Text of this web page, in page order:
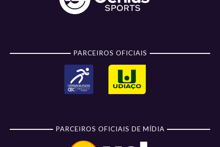
PARCEIROS OFICIAIS
PARCEIROS OFICIAIS DE MÍDIA